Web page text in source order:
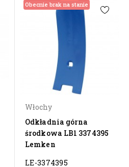
Obecnie brak na stanie
Włochy
Odkładnia górna
środkowa LB1 3374395
Lemken
LE-3374395